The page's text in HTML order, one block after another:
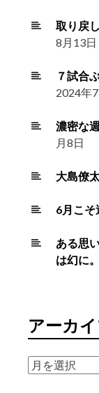
取り戻
8月13日
７試合
2024年
濃密な
月8日
大島僚
6月こそ
ある思
は幻に。
アーカ
ア